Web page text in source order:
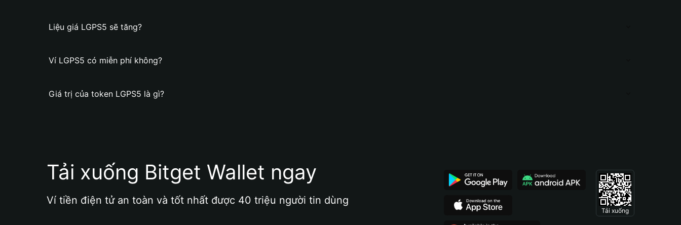
Liệu giá LGPS5 sẽ tăng?
Ví LGPS5 có miễn phí không?
Giá trị của token LGPS5 là gì?
Tải xuống Bitget Wallet ngay
Ví tiền điện tử an toàn và tốt nhất được 40 triệu người tin dùng
Tải xuống